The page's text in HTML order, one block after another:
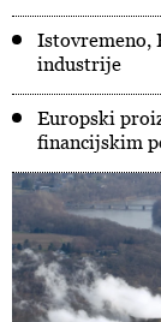
Istovremeno,
industrije
Europski
financijskim